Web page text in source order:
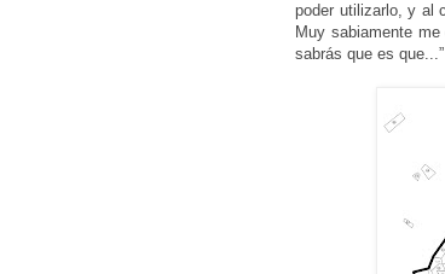
poder utilizarlo, y al
Muy sabiamente
sabrás que es